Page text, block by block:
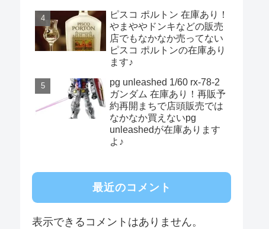
ピスコ ポルトン 在庫あり！
やまややドンキなどの販売
店でもなかなか売ってない
ピスコ ポルトンの在庫あり
ます♪
pg unleashed 1/60 rx-78-2
ガンダム 在庫あり！再販予
約再開まちで店頭販売では
なかなか買えないpg
unleashedが在庫あります
よ♪
最近のコメント
表示できるコメントはありません。